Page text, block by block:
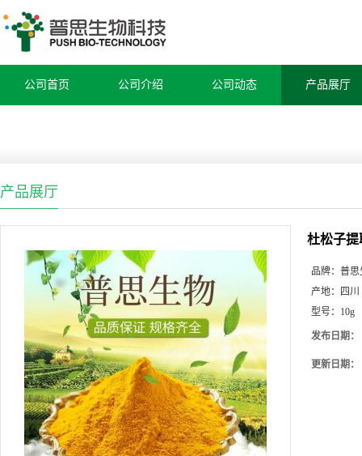
公司首页 公司介绍 公司动态 产品展厅
产品展厅
杜松子提
品牌： 普思
产地：
四川
型号： 10g
发布日期：
更新日期：